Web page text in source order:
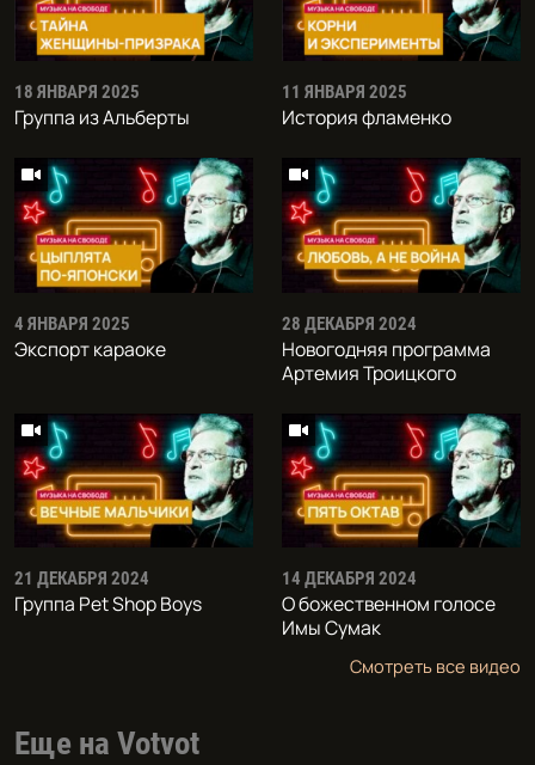
18 ЯНВАРЯ 2025
Группа из Альберты
11 ЯНВАРЯ 2025
История фламенко
4 ЯНВАРЯ 2025
Экспорт караоке
28 ДЕКАБРЯ 2024
Новогодняя программа
Артемия Троицкого
21 ДЕКАБРЯ 2024
Группа Pet Shop Boys
14 ДЕКАБРЯ 2024
О божественном голосе
Имы Сумак
Смотреть все видео
Еще на Votvot